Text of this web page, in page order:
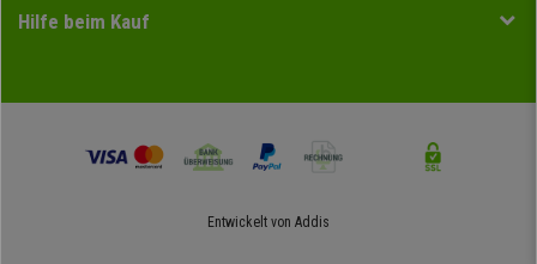
Hilfe beim Kauf
Entwickelt von Addis